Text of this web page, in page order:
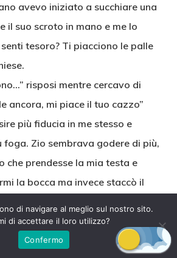
avevo iniziato a succhiare una
il suo scroto in mano e me lo
senti tesoro? Ti piacciono le palle
risposi mentre cercavo di
ancora, mi piace il tuo cazzo”
più fiducia in me stesso e
foga. Zio sembrava godere di più,
che prendesse la mia testa e
la bocca ma invece staccò il
molta lingua. Sentivo le sue mani
stava arrivando sotto il
di navigare al meglio sul nostro sito.
di accettare il loro utilizzo?
Confermo